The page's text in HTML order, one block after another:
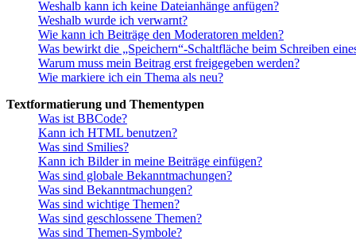
Weshalb kann ich keine Dateianhänge anfügen?
Weshalb wurde ich verwarnt?
Wie kann ich Beiträge den Moderatoren melden?
Was bewirkt die „Speichern“-Schaltfläche beim Schreiben
Warum muss mein Beitrag erst freigegeben werden?
Wie markiere ich ein Thema als neu?
Textformatierung und Thementypen
Was ist BBCode?
Kann ich HTML benutzen?
Was sind Smilies?
Kann ich Bilder in meine Beiträge einfügen?
Was sind globale Bekanntmachungen?
Was sind Bekanntmachungen?
Was sind wichtige Themen?
Was sind geschlossene Themen?
Was sind Themen-Symbole?